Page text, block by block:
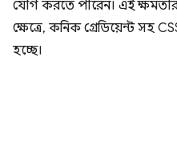
যোগ করতে পারেন। এই
ক্ষেত্রে, কনিক গ্রেডিয়েন্ট সহ
হচ্ছে।